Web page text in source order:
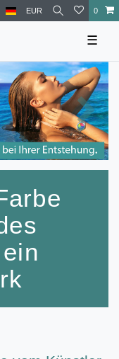
EUR 0
☰